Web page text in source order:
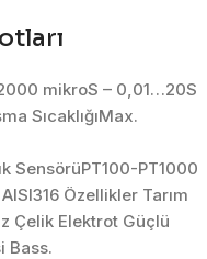
mikroS – 0,01…20S
SıcaklığıMax.
SensörüPT100-PT1000
Özellikler Tarım
Çelik Elektrot Güçlü
Bass.